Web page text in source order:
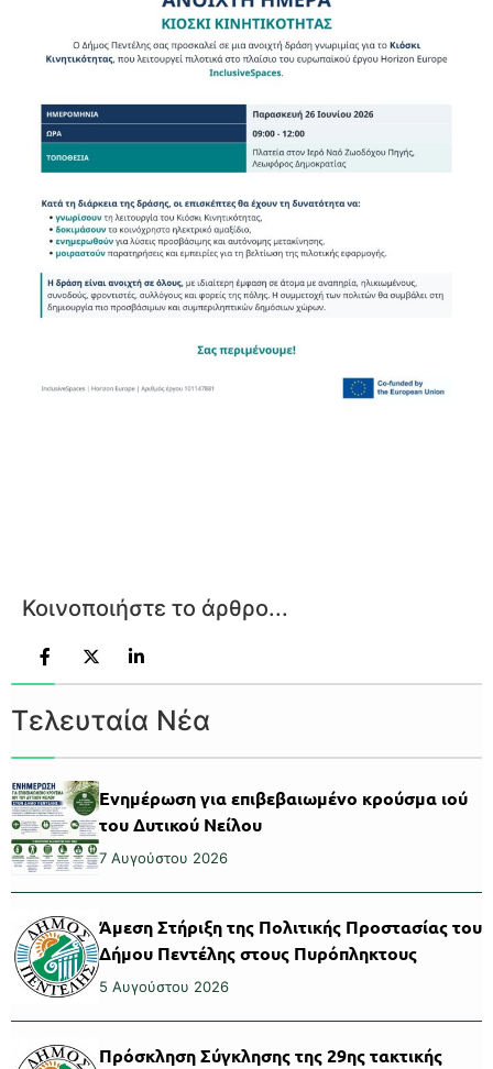
Κοινοποιήστε το άρθρο...
Τελευταία Νέα
Ενημέρωση για επιβεβαιωμένο κρούσμα ιού
του Δυτικού Νείλου
7 Αυγούστου 2026
Άμεση Στήριξη της Πολιτικής Προστασίας του
Δήμου Πεντέλης στους Πυρόπληκτους
5 Αυγούστου 2026
Πρόσκληση Σύγκλησης της 29ης τακτικής